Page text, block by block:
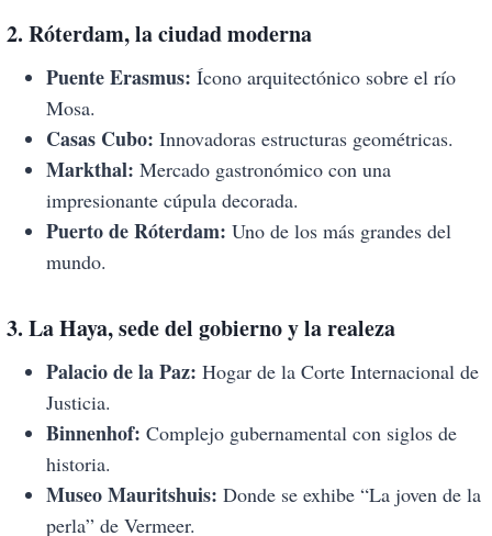
2. Róterdam, la ciudad moderna
Puente Erasmus: Ícono arquitectónico sobre el río
Mosa.
Casas Cubo: Innovadoras estructuras geométricas.
Markthal: Mercado gastronómico con una
impresionante cúpula decorada.
Puerto de Róterdam: Uno de los más grandes del
mundo.
3. La Haya, sede del gobierno y la realeza
Palacio de la Paz: Hogar de la Corte Internacional de
Justicia.
Binnenhof: Complejo gubernamental con siglos de
historia.
Museo Mauritshuis: Donde se exhibe “La joven de la
perla” de Vermeer.